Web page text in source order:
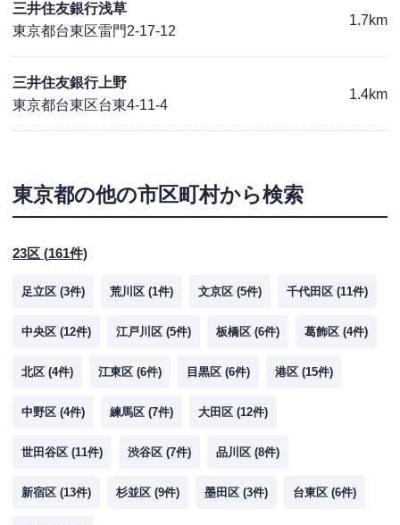
三井住友銀行浅草
東京都台東区雷門2-17-12
1.7km
三井住友銀行上野
東京都台東区台東4-11-4
1.4km
東京都の他の市区町村から検索
23区 (161件)
足立区 (3件) 荒川区 (1件) 文京区 (5件) 千代田区 (11件)
中央区 (12件) 江戸川区 (5件) 板橋区 (6件) 葛飾区 (4件)
北区 (4件) 江東区 (6件) 目黒区 (6件) 港区 (15件)
中野区 (4件) 練馬区 (7件) 大田区 (12件)
世田谷区 (11件) 渋谷区 (7件) 品川区 (8件)
新宿区 (13件) 杉並区 (9件) 墨田区 (3件) 台東区 (6件)